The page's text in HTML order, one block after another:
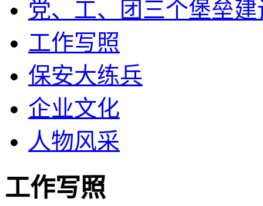
党、工、团三个堡垒建
工作写照
保安大练兵
企业文化
人物风采
工作写照